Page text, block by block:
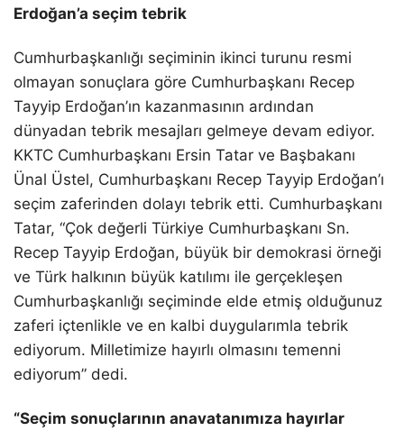
Erdoğan’a seçim tebrik
Cumhurbaşkanlığı seçiminin ikinci turunu resmi
olmayan sonuçlara göre Cumhurbaşkanı Recep
Tayyip Erdoğan’ın kazanmasının ardından
dünyadan tebrik mesajları gelmeye devam ediyor.
KKTC Cumhurbaşkanı Ersin Tatar ve Başbakanı
Ünal Üstel, Cumhurbaşkanı Recep Tayyip Erdoğan’ı
seçim zaferinden dolayı tebrik etti. Cumhurbaşkanı
Tatar, “Çok değerli Türkiye Cumhurbaşkanı Sn.
Recep Tayyip Erdoğan, büyük bir demokrasi örneği
ve Türk halkının büyük katılımı ile gerçekleşen
Cumhurbaşkanlığı seçiminde elde etmiş olduğunuz
zaferi içtenlikle ve en kalbi duygularımla tebrik
ediyorum. Milletimize hayırlı olmasını temenni
ediyorum” dedi.
“Seçim sonuçlarının anavatanımıza hayırlar